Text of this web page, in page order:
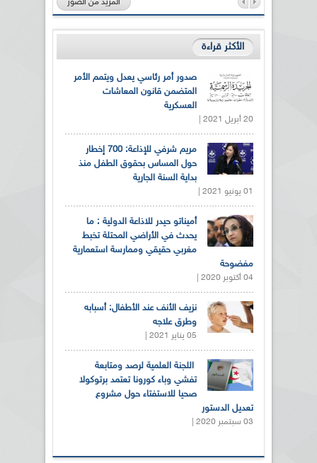
الأكثر قراءة
صدور أمر رئاسي يعدل ويتمم الأمر
المتضمن قانون المعاشات
العسكرية
20 أبريل 2021 |
مريم شرفي للإذاعة: 700 إخطار
حول المساس بحقوق الطفل منذ
بداية السنة الجارية
01 يونيو 2021 |
أميناتو حيدر للاذاعة الدولية : ما
يحدث في الأراضي المحتلة تخبط
مغربي حقيقي وممارسة استعمارية
مفضوحة
04 أكتوبر 2020 |
نزيف الأنف عند الأطفال: أسبابه
وطرق علاجه
05 يناير 2021 |
اللجنة العلمية لرصد ومتابعة
تفشي وباء كورونا تعتمد برتوكولا
صحيا للاستفتاء حول مشروع
تعديل الدستور
03 سبتمبر 2020 |